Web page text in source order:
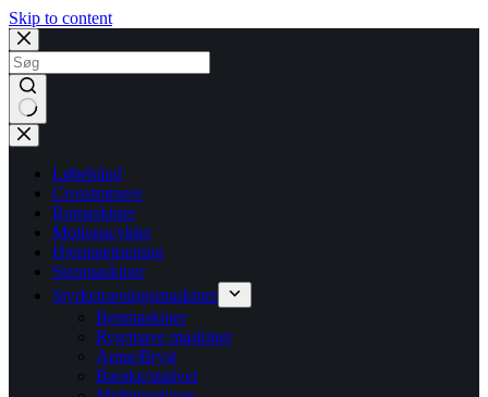
Skip to content
No
results
Løbebånd
Crosstrainere
Romaskiner
Motionscykler
Hjemmetræning
Stepmaskiner
Styrketræningsmaskiner
Benmaskiner
Ryg/mave maskiner
Arme/Bryst
Bænke/stativer